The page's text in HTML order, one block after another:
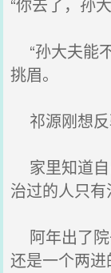
“孙大夫能
挑眉。
祁源刚想反
家里知道自
治过的人只有
阿年出了院
还是一个两进